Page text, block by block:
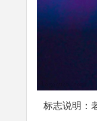
标志说明：